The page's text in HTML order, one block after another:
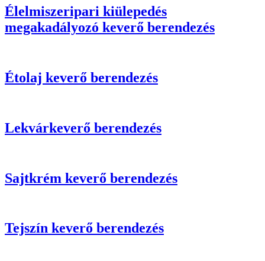
Élelmiszeripari kiülepedés
megakadályozó keverő berendezés
Étolaj keverő berendezés
Lekvárkeverő berendezés
Sajtkrém keverő berendezés
Tejszín keverő berendezés